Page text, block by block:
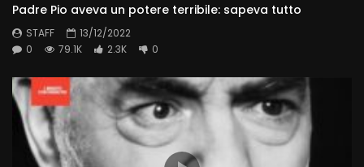
Padre Pio aveva un potere terribile: sapeva tutto
STAFF
13/12/2022
0
79.1K 2.3K 0